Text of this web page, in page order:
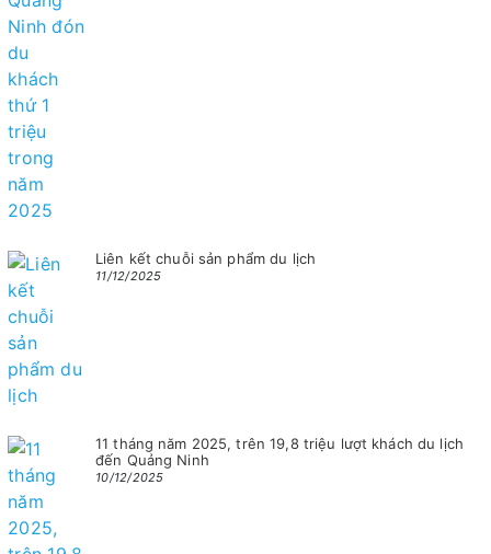
Liên kết chuỗi sản phẩm du lịch
11/12/2025
11 tháng năm 2025, trên 19,8 triệu lượt khách du lịch
đến Quảng Ninh
10/12/2025